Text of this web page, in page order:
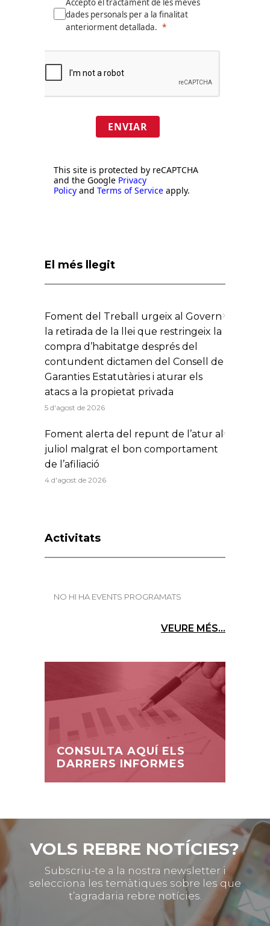
Accepto el tractament de les meves
dades personals per a la finalitat
anteriorment detallada.
ENVIAR
This site is protected by reCAPTCHA
and the Google Privacy
Policy and Terms of Service apply.
El més llegit
Foment del Treball urgeix al Govern
la retirada de la llei que restringeix la
compra d’habitatge després del
contundent dictamen del Consell de
Garanties Estatutàries i aturar els
atacs a la propietat privada
5 d'agost de 2026
Foment alerta del repunt de l’atur al
juliol malgrat el bon comportament
de l’afiliació
4 d'agost de 2026
Activitats
NO HI HA EVENTS PROGRAMATS
VEURE MÉS...
CONSULTA AQUÍ ELS
DARRERS INFORMES
VOLS REBRE NOTÍCIES?
Subscriu-te a la nostra newsletter i
selecciona les temàtiques sobre les que
t’agradaria rebre notícies.